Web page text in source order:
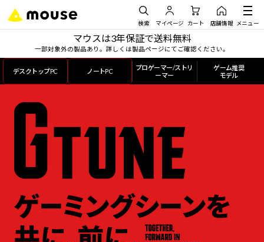
検索 マイページ カート 店舗情報 メニュー
マウスは3年保証で送料無料
一部対象外の製品あり。詳しくは製品ページにてご確認ください。
デスクトップPC ノートPC
プロゲーマー/ストリ
ーマー
ゲーム推奨
モデル